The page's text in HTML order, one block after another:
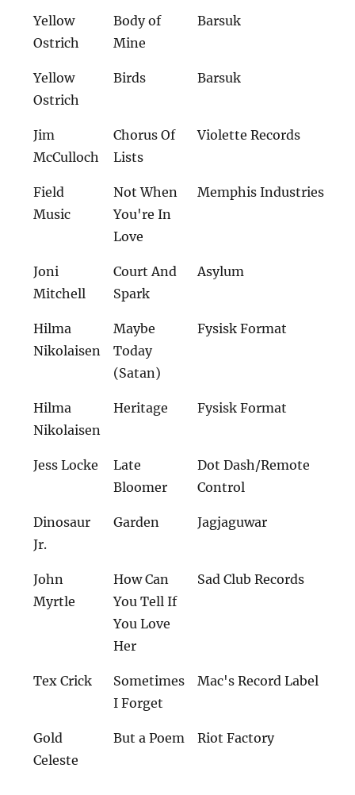
Yellow
Ostrich
Body of
Mine
Barsuk
Yellow
Ostrich
Birds Barsuk
Jim
McCulloch
Chorus Of
Lists
Violette Records
Field
Music
Not When
You're In
Love
Memphis Industries
Joni
Mitchell
Court And
Spark
Asylum
Hilma
Nikolaisen
Maybe
Today
(Satan)
Fysisk Format
Hilma
Nikolaisen
Heritage Fysisk Format
Jess Locke
Late
Bloomer
Dot Dash/Remote
Control
Dinosaur
Jr.
Garden Jagjaguwar
John
Myrtle
How Can
You Tell If
You Love
Her
Sad Club Records
Tex Crick
Sometimes
I Forget
Mac's Record Label
Gold
Celeste
But a Poem Riot Factory